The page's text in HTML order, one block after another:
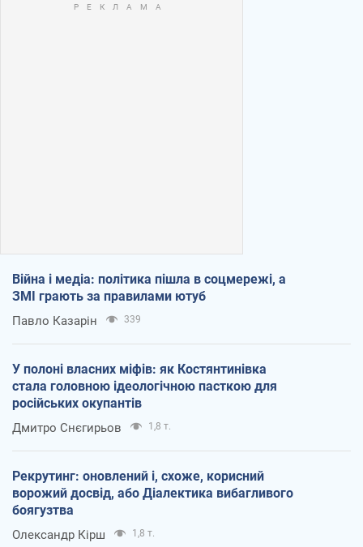
Війна і медіа: політика пішла в соцмережі, а
ЗМІ грають за правилами ютуб
Павло Казарін 339
У полоні власних міфів: як Костянтинівка
стала головною ідеологічною пасткою для
російських окупантів
Дмитро Снєгирьов 1,8 т.
Рекрутинг: оновлений і, схоже, корисний
ворожий досвід, або Діалектика вибагливого
боягузтва
Олександр Кірш 1,8 т.